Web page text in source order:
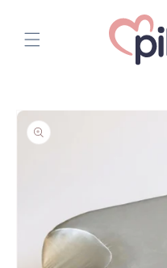
informace
produktu